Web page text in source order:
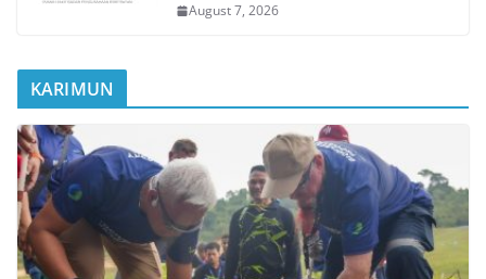
August 7, 2026
KARIMUN